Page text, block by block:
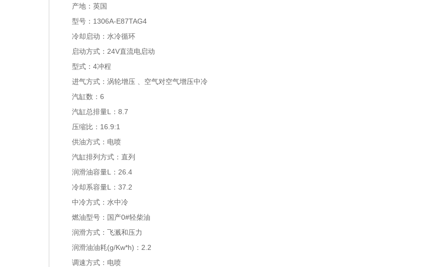
产地：英国
型号：1306A-E87TAG4
冷却启动：水冷循环
启动方式：24V直流电启动
型式：4冲程
进气方式：涡轮增压 、空气对空气增压中冷
汽缸数：6
汽缸总排量L：8.7
压缩比：16.9:1
供油方式：电喷
汽缸排列方式：直列
润滑油容量L：26.4
冷却系容量L：37.2
中冷方式：水中冷
燃油型号：国产0#轻柴油
润滑方式：飞溅和压力
润滑油油耗(g/Kw*h)：2.2
调速方式：电喷